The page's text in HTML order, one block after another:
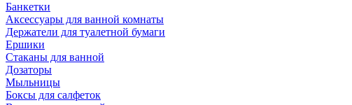
Банкетки
Аксессуары для ванной комнаты
Держатели для туалетной бумаги
Ершики
Стаканы для ванной
Дозаторы
Мыльницы
Боксы для салфеток